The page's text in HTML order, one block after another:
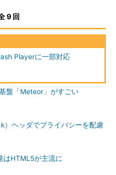
9 回
Playerに一部対応
盤「Meteor」がすごい
）ヘッダでプライバシーを配慮
はHTML5が主流に